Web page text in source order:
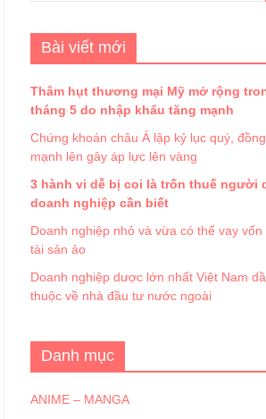
Bài viết mới
Thâm hụt thương mại Mỹ mở rộng
tháng 5 do nhập khẩu tăng mạnh
Chứng khoán châu Á lập kỷ lục quý,
mạnh lên gây áp lực lên vàng
3 hành vi dễ bị coi là trốn thuế người
doanh nghiệp cần biết
Doanh nghiệp nhỏ và vừa có thể vay vốn
tài sản ảo
Doanh nghiệp dược lớn nhất Việt Nam
thuộc về nhà đầu tư nước ngoài
Danh mục
ANIME – MANGA